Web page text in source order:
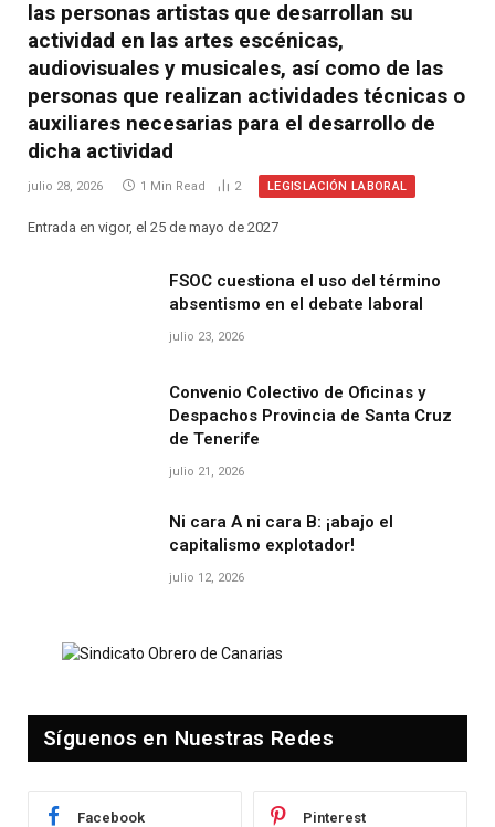
las personas artistas que desarrollan su
actividad en las artes escénicas,
audiovisuales y musicales, así como de las
personas que realizan actividades técnicas o
auxiliares necesarias para el desarrollo de
dicha actividad
julio 28, 2026 1 Min Read 2 LEGISLACIÓN LABORAL
Entrada en vigor, el 25 de mayo de 2027
FSOC cuestiona el uso del término
absentismo en el debate laboral
julio 23, 2026
Convenio Colectivo de Oficinas y
Despachos Provincia de Santa Cruz
de Tenerife
julio 21, 2026
Ni cara A ni cara B: ¡abajo el
capitalismo explotador!
julio 12, 2026
Síguenos en Nuestras Redes
Facebook Pinterest